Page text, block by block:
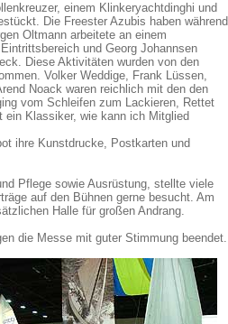
einem Klinkeryachtdinghi und
Die Freester Azubis haben während
Oltmann arbeitete an einem
und Georg Johannsen
Diese Aktivitäten wurden von den
Volker Weddige, Frank Lüssen,
Noack waren reichlich mit den den
vom Schleifen zum Lackieren, Rettet
Klassiker, wie kann ich Mitglied
ihre Kunstdrucke, Postkarten und
Pflege sowie Ausrüstung, stellte viele
auf den Bühnen gerne besucht. Am
Halle für großen Andrang.
die Messe mit guter Stimmung beendet.